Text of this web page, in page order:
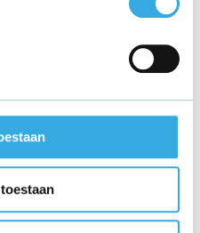
iPhone Dual Usb-C
€ 44,95
Morgen in huis